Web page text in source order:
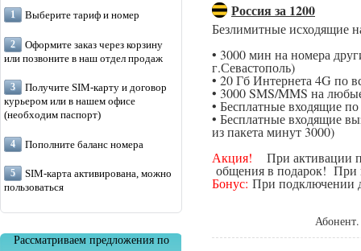
Выберите тариф и номер
Оформите заказ через корзину
или позвоните в наш отдел продаж
Получите SIM-карту и договор
курьером или в нашем офисе
(необходим паспорт)
Пополните баланс номера
SIM-карта активирована, можно
пользоваться
Рассматриваем предложения по
Россия за 1200
Безлимитные исходящие
• 3000 мин на номера
г.Севастополь)
• 20 Гб Интернета 4G по
• 3000 SMS/MMS на
• Бесплатные входящие
• Бесплатные входящие
из пакета минут 3000)
Акция! При активации
общения в подарок! При
Бонус: При подключении